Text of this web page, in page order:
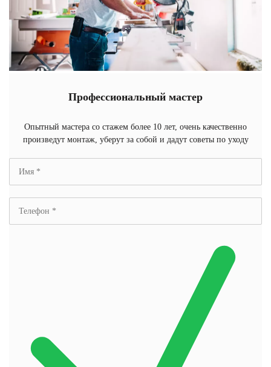
Профессиональный мастер
Опытный мастера со стажем более 10 лет, очень качественно
произведут монтаж, уберут за собой и дадут советы по уходу